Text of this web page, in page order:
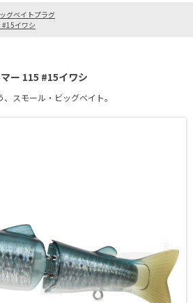
グベイトプラグ
#15イワシ
ー 115 #15イワシ
スモール・ビッグベイト。